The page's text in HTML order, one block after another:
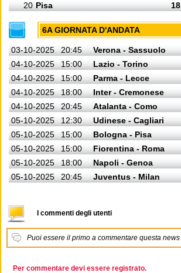
20 Pisa 18
6A GIORNATA D'ANDATA
03-10-2025 20:45
Verona - Sassuolo
04-10-2025
15:00
Lazio - Torino
04-10-2025
15:00
Parma - Lecce
04-10-2025
18:00
Inter - Cremonese
04-10-2025
20:45
Atalanta - Como
05-10-2025
12:30
Udinese - Cagliari
05-10-2025
15:00
Bologna - Pisa
05-10-2025
15:00
Fiorentina - Roma
05-10-2025
18:00
Napoli - Genoa
05-10-2025
20:45 Juventus - Milan
I commenti degli utenti
Puoi essere il primo a commentare questa news
Per commentare devi essere registrato.